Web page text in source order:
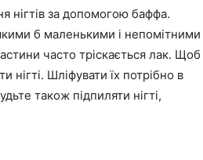
нігтів за допомогою баффа.
б маленькими і непомітними
часто тріскається лак. Щоб
Шліфувати їх потрібно в
також підпиляти нігті,